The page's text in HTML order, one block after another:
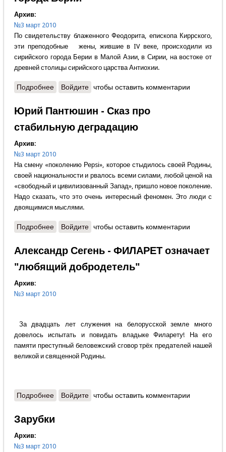
Архив:
№3 март 2010
По свидетельству блаженного Феодорита, епископа Киррского,
эти преподобные жены, жившие в IV веке, происходили из
сирийского города Берии в Малой Азии, в Сирии, на востоке от
древней столицы сирийского царства Антиохии.
Подробнеео Наталья Ревенко - Марина и Кира из города
Войдите чтобы оставить комментарии
Юрий Пантюшин - Сказ про
стабильную деградацию
Архив:
№3 март 2010
На смену «поколению Рерsi», которое стыдилось своей Родины,
своей национальности и рвалось всеми силами, любой ценой на
«свободный и цивилизованный Запад», пришло новое поколение.
Надо сказать, что это очень интересный феномен. Это люди с
двоящимися мыслями.
Подробнеео Юрий Пантюшин - Сказ про стабильную
Войдите чтобы оставить комментарии
Александр Сегень - ФИЛАРЕТ означает
"любящий добродетель"
Архив:
№3 март 2010
За двадцать лет служения на белорусской земле много
довелось испытать и повидать владыке Филарету! На его
памяти преступный беловежский сговор трёх предателей нашей
великой и священной Родины.
Подробнеео Александр Сегень - ФИЛАРЕТ означает
Войдите чтобы оставить комментарии
Зарубки
Архив:
№3 март 2010